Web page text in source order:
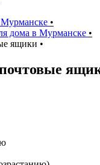
•
дома в Мурманске •
ящики •